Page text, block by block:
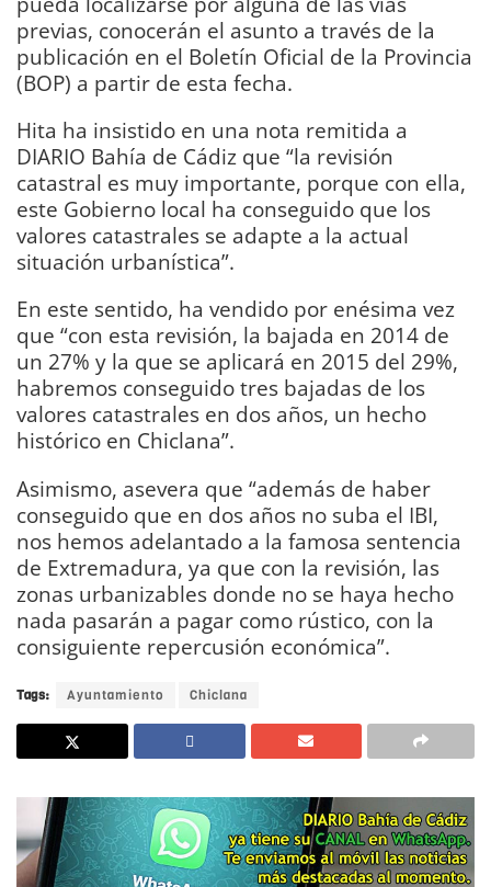
previas, conocerán el asunto a través de la
publicación en el Boletín Oficial de la Provincia
(BOP) a partir de esta fecha.
Hita ha insistido en una nota remitida a
DIARIO Bahía de Cádiz que “la revisión
catastral es muy importante, porque con ella,
este Gobierno local ha conseguido que los
valores catastrales se adapte a la actual
situación urbanística”.
En este sentido, ha vendido por enésima vez
que “con esta revisión, la bajada en 2014 de
un 27% y la que se aplicará en 2015 del 29%,
habremos conseguido tres bajadas de los
valores catastrales en dos años, un hecho
histórico en Chiclana”.
Asimismo, asevera que “además de haber
conseguido que en dos años no suba el IBI,
nos hemos adelantado a la famosa sentencia
de Extremadura, ya que con la revisión, las
zonas urbanizables donde no se haya hecho
nada pasarán a pagar como rústico, con la
consiguiente repercusión económica”.
Tags: Ayuntamiento Chiclana